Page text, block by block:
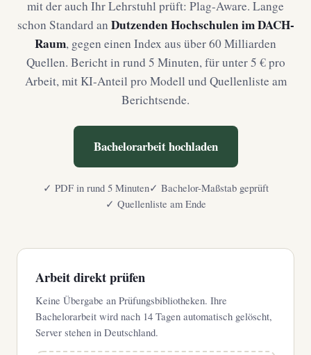
mit der auch Ihr Lehrstuhl prüft: Plag-Aware. Lange
schon Standard an Dutzenden Hochschulen im DACH-
Raum, gegen einen Index aus über 60 Milliarden
Quellen. Bericht in rund 5 Minuten, für unter 5 € pro
Arbeit, mit KI-Anteil pro Modell und Quellenliste am
Berichtsende.
Bachelorarbeit hochladen
✓ PDF in rund 5 Minuten✓ Bachelor-Maßstab geprüft
✓ Quellenliste am Ende
Arbeit direkt prüfen
Keine Übergabe an Prüfungsbibliotheken. Ihre
Bachelorarbeit wird nach 14 Tagen automatisch gelöscht,
Server stehen in Deutschland.